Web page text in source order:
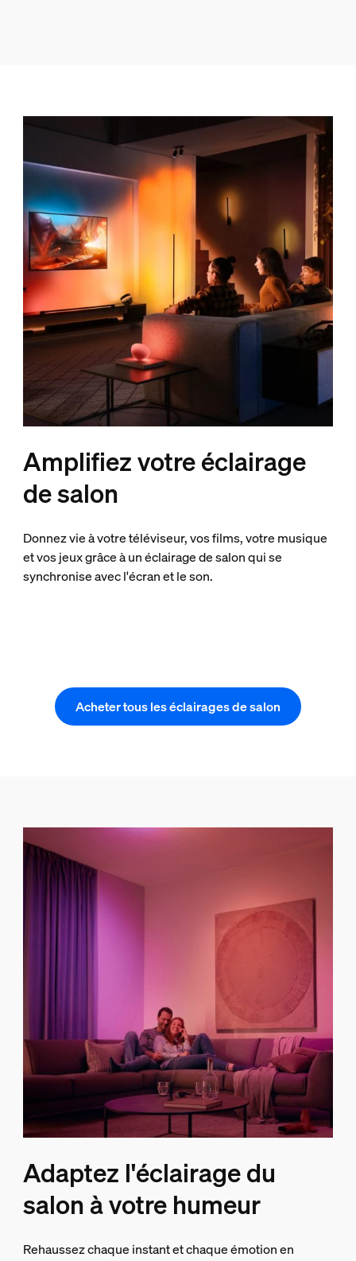
Amplifiez votre éclairage
de salon
Donnez vie à votre téléviseur, vos films, votre musique
et vos jeux grâce à un éclairage de salon qui se
synchronise avec l'écran et le son.
Acheter tous les éclairages de salon
Adaptez l'éclairage du
salon à votre humeur
Rehaussez chaque instant et chaque émotion en